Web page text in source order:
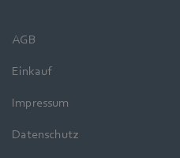
AGB
Einkauf
Impressum
Datenschutz